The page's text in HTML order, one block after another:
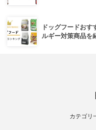
ドッグフードお
ルギー対策商品を
カテゴリ